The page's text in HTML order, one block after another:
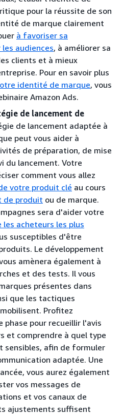
pour la réussite de son
de marque clairement
à favoriser sa
audiences, à améliorer sa
clients et à mieux
Pour en savoir plus
identité de marque, vous
Amazon Ads.
de lancement de
de lancement adaptée à
peut vous aider à
de préparation, de mise
du lancement. Votre
comment vous allez
votre produit clé au cours
de produit ou de marque.
sera d'aider votre
acheteurs les plus
susceptibles d'être
Le développement
amènera également à
et des tests. Il vous
présentes dans
que les tactiques
Profitez
pour recueillir l'avis
et comprendre à quel type
sensibles, afin de formuler
adaptée. Une
vous aurez également
vos messages de
et vos canaux de
ajustements suffisent